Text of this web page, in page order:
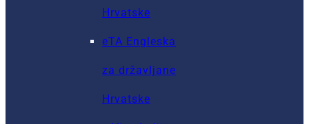
Hrvatske
eTA Engleska
za državljane
Hrvatske